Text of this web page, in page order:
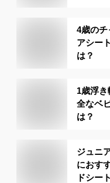
4歳のチ
アシー
は？
1歳浮
全なベ
は？
ジュニ
におす
ドシー